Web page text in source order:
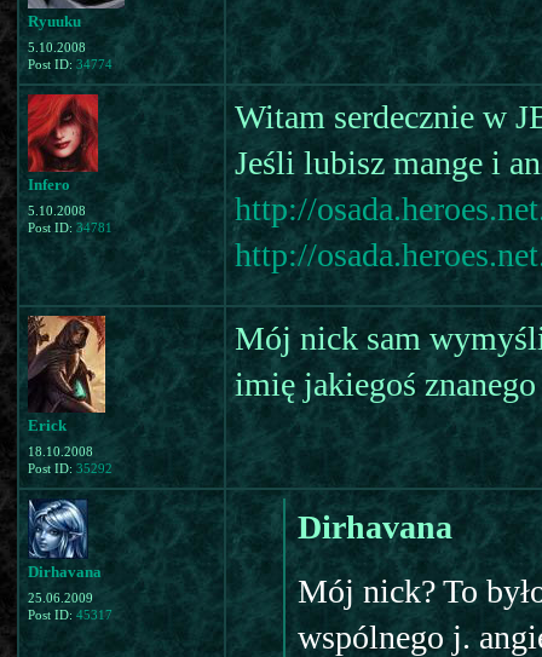
Ryuuku
5.10.2008
Post ID: 34774
Infero
5.10.2008
Post ID: 34781
Witam serdecznie w
Jeśli lubisz mange i
http://
http://
Erick
18.10.2008
Post ID: 35292
Mój nick sam
imię jakiegoś
Dirhavana
25.06.2009
Post ID: 45317
Dirhavana
Mój nick? To
wspólnego j.